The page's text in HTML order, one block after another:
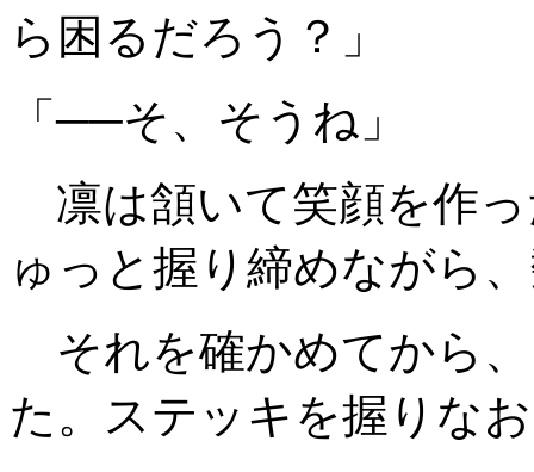
ら困るだろう？」
「──そ、そうね」
凛は頷いて笑顔を作
ゅっと握り締めながら
それを確かめてから
た。ステッキを握りな